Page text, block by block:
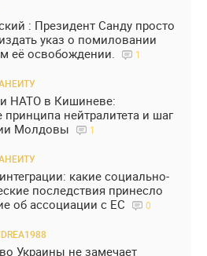
: Президент Санду просто
указ о помиловании
её освобождении.
1
НАТО в Кишиневе:
принципа нейтралитета и шаг
Молдовы
1
какие социально-
последствия принесло
об ассоциации с ЕС
0
Украины не замечает